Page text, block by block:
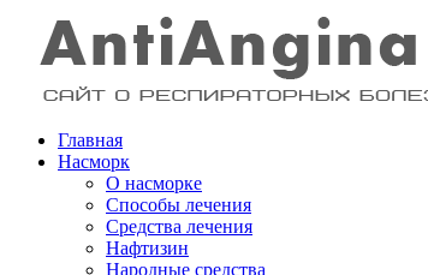
Главная
Насморк
О насморке
Способы лечения
Средства лечения
Нафтизин
Народные средства